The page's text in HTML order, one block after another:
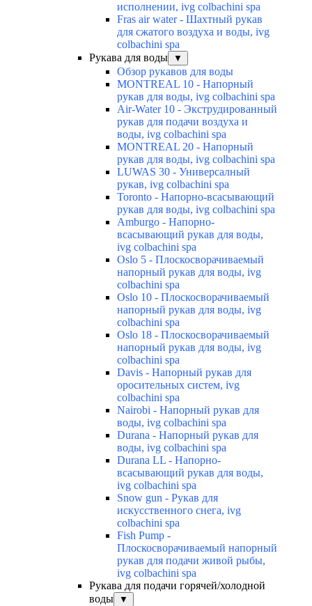
исполнении, ivg colbachini spa
Fras air water - Шахтный рукав
для сжатого воздуха и воды, ivg
colbachini spa
Рукава для воды
▼
Обзор рукавов для воды
MONTREAL 10 - Напорный
рукав для воды, ivg colbachini spa
Air-Water 10 - Экструдированный
рукав для подачи воздуха и
воды, ivg colbachini spa
MONTREAL 20 - Напорный
рукав для воды, ivg colbachini spa
LUWAS 30 - Универсалный
рукав, ivg colbachini spa
Toronto - Напорно-всасывающий
рукав для воды, ivg colbachini spa
Amburgo - Напорно-
всасывающий рукав для воды,
ivg colbachini spa
Oslo 5 - Плоскосворачиваемый
напорный рукав для воды, ivg
colbachini spa
Oslo 10 - Плоскосворачиваемый
напорный рукав для воды, ivg
colbachini spa
Oslo 18 - Плоскосворачиваемый
напорный рукав для воды, ivg
colbachini spa
Davis - Напорный рукав для
оросительных систем, ivg
colbachini spa
Nairobi - Напорный рукав для
воды, ivg colbachini spa
Durana - Напорный рукав для
воды, ivg colbachini spa
Durana LL - Напорно-
всасывающий рукав для воды,
ivg colbachini spa
Snow gun - Рукав для
искусственного снега, ivg
colbachini spa
Fish Pump -
Плоскосворачиваемый напорный
рукав для подачи живой рыбы,
ivg colbachini spa
Рукава для подачи горячей/холодной
воды
▼